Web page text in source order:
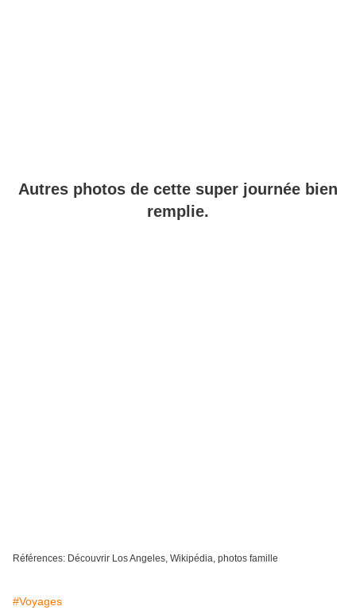
Autres photos de cette super journée bien
remplie.
Références: Découvrir Los Angeles, Wikipédia, photos famille
#Voyages